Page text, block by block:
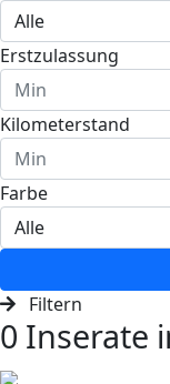
Erstzulassung
Kilometerstand
Farbe
Filtern
0 Inserate